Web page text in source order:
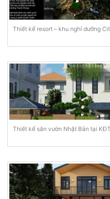
Thiết kế resort – khu nghỉ dưỡng
Thiết kế sân vườn Nhật Bản tại